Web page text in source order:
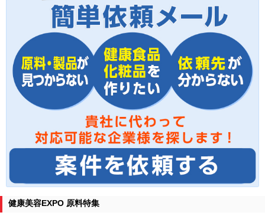
健康美容EXPO 原料特集